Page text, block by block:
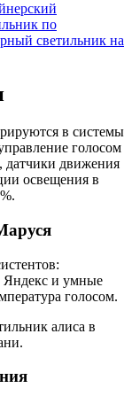
по
светильник на
в системы
голосом
движения
освещения в
Яндекс и умные
голосом.
алиса в
.